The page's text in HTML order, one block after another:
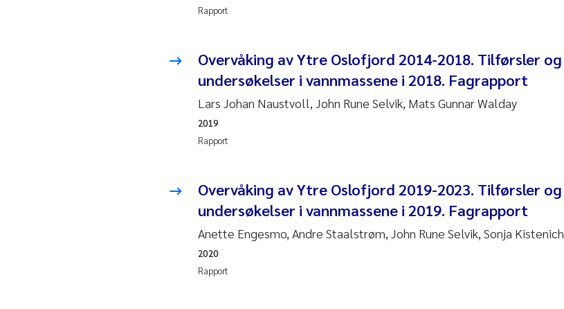
2013
2011
2009
2008
2007
Sindre Langaas
Marta Moyano
Sandra Stadniczenko Gran
Rapport
Overvåking av Ytre Oslofjord 2014-2018. Tilførsler og
undersøkelser i vannmassene i 2018. Fagrapport
Lars Johan Naustvoll, John Rune Selvik, Mats Gunnar Walday
Rapport
2019
Overvåking av Ytre Oslofjord 2019-2023. Tilførsler og
undersøkelser i vannmassene i 2019. Fagrapport
Anette Engesmo, Andre Staalstrøm, John Rune Selvik, Sonja Kistenich
Rapport
2020